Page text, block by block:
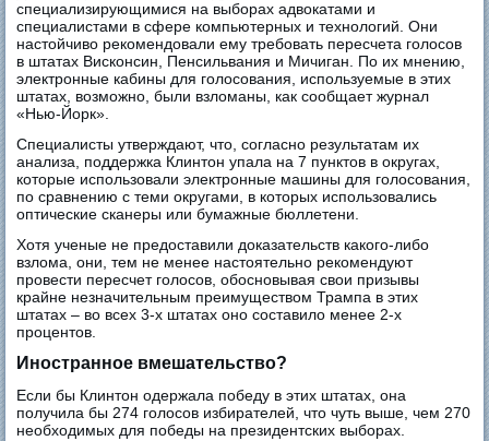
специализирующимися на выборах адвокатами и
специалистами в сфере компьютерных и технологий. Они
настойчиво рекомендовали ему требовать пересчета голосов
в штатах Висконсин, Пенсильвания и Мичиган. По их мнению,
электронные кабины для голосования, используемые в этих
штатах, возможно, были взломаны, как сообщает журнал
«Нью-Йорк».
Специалисты утверждают, что, согласно результатам их
анализа, поддержка Клинтон упала на 7 пунктов в округах,
которые использовали электронные машины для голосования,
по сравнению с теми округами, в которых использовались
оптические сканеры или бумажные бюллетени.
Хотя ученые не предоставили доказательств какого-либо
взлома, они, тем не менее настоятельно рекомендуют
провести пересчет голосов, обосновывая свои призывы
крайне незначительным преимуществом Трампа в этих
штатах – во всех 3-х штатах оно составило менее 2-х
процентов.
Иностранное вмешательство?
Если бы Клинтон одержала победу в этих штатах, она
получила бы 274 голосов избирателей, что чуть выше, чем 270
необходимых для победы на президентских выборах.